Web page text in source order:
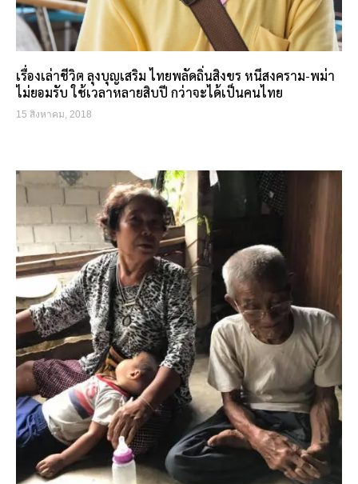
เรื่องเล่าชีวิต ลุงบุญเสริม ไทยพลัดถิ่นสิงขร หนีสงคราม-พม่า
ไม่ยอมรับ ใช้เวลาหลายสิบปี กว่าจะได้เป็นคนไทย
15 สิงหาคม, 2018